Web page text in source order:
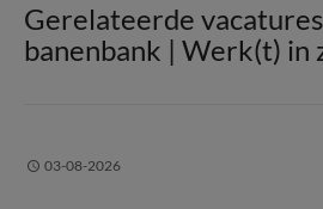
Gerelateerde
banenbank | Werk(t) in
03-08-2026